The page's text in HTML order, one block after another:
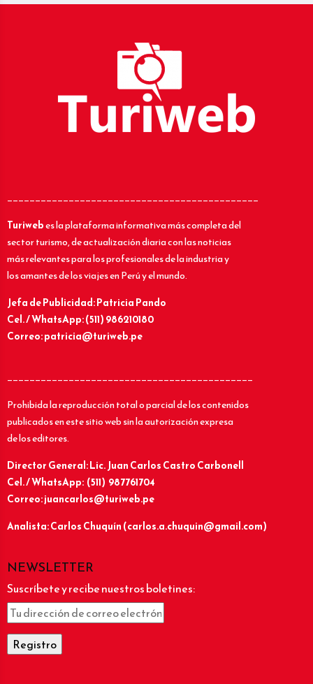
_____________________________________________
Turiwebes la plataforma informativa más completa del
sector turismo, de actualización diaria con las noticias
más relevantes para los profesionales de la industria y
los amantes de los viajes en Perú y el mundo.
Jefa de Publicidad: Patricia Pando
Cel. / WhatsApp: (511) 986210180
Correo: patricia@turiweb.pe
____________________________________________
Prohibida la reproducción total o parcial de los contenidos
publicados en este sitio web sin la autorización expresa
de los editores.
Director General: Lic.Juan Carlos Castro Carbonell
Cel. / WhatsApp: (511) 987761704
Correo: juancarlos@turiweb.pe
Analista: Carlos Chuquín (carlos.a.chuquin@gmail.com)
NEWSLETTER
Suscríbete y recibe nuestros boletines: